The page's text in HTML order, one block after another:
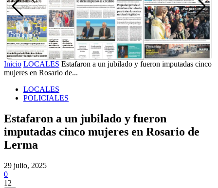
Inicio LOCALES Estafaron a un jubilado y fueron imputadas cinco
mujeres en Rosario de...
LOCALES
POLICIALES
Estafaron a un jubilado y fueron
imputadas cinco mujeres en Rosario de
Lerma
29 julio, 2025
0
12